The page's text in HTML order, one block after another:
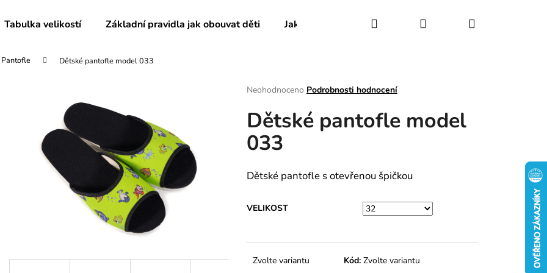
Tabulka velikostí Základní pravidla jak obouvat děti Jak udržovat obuv Certifikáty Kontakty
Hledat PřihlášeníNákupní
Pantofle Dětské pantofle model 033
Průměrné
produktu
je
0,0
z
hvězdiček.
Neohodnoceno Podrobnosti hodnocení
Dětské pantofle model
033
Dětské pantofle s otevřenou špičkou
VELIKOST
Zvolte variantu Kód: Zvolte variantu
Co potřebujete najít?
Doporučujeme
DĚTSKÉ BAČKORY MODEL 025 DĚTSKÉ BAČKORY MODEL 025